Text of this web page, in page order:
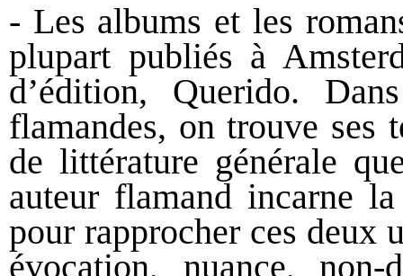
- Les albums et les
plupart publiés à
d’édition, Querido.
flamandes, on trouve ses
de littérature générale
auteur flamand incarne
pour rapprocher ces deux
évocation, nuance,